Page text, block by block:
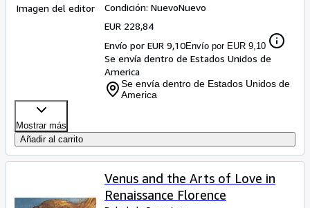
Imagen del editor Condición: NuevoNuevo
EUR 228,84
Envío por EUR 9,10Envío por EUR 9,10
Se envía dentro de Estados Unidos de
America
Se envía dentro de Estados Unidos de
America
Mostrar más
Añadir al carrito
Venus and the Arts of Love in
Renaissance Florence